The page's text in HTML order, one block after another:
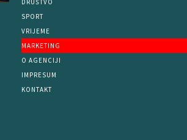
SPORT
VRIJEME
MARKETING
O AGENCIJI
IMPRESUM
KONTAKT